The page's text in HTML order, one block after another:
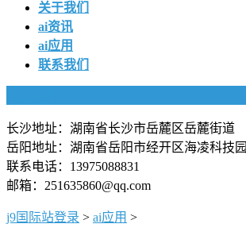
关于我们
ai资讯
ai应用
联系我们
长沙地址：湖南省长沙市岳麓区岳麓街道
岳阳地址：湖南省岳阳市经开区海凌科技园
联系电话：13975088831
邮箱：251635860@qq.com
j9国际站登录 > ai应用 >